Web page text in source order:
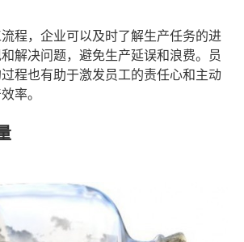
程，企业可以及时了解生产任务的进
解决问题，避免生产延误和浪费。员
程也有助于激发员工的责任心和主动
率。